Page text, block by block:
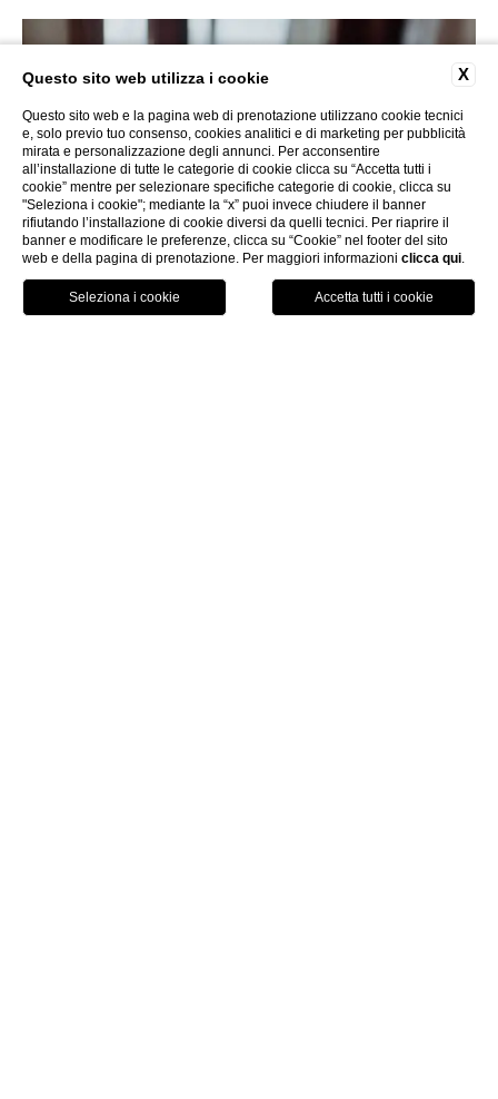
X
Questo sito web utilizza i cookie
Questo sito web e la pagina web di prenotazione utilizzano cookie tecnici
e, solo previo tuo consenso, cookies analitici e di marketing per pubblicità
mirata e personalizzazione degli annunci. Per acconsentire
all’installazione di tutte le categorie di cookie clicca su “Accetta tutti i
cookie” mentre per selezionare specifiche categorie di cookie, clicca su
"Seleziona i cookie"; mediante la “x” puoi invece chiudere il banner
rifiutando l’installazione di cookie diversi da quelli tecnici. Per riaprire il
banner e modificare le preferenze, clicca su “Cookie” nel footer del sito
web e della pagina di prenotazione. Per maggiori informazioni clicca qui.